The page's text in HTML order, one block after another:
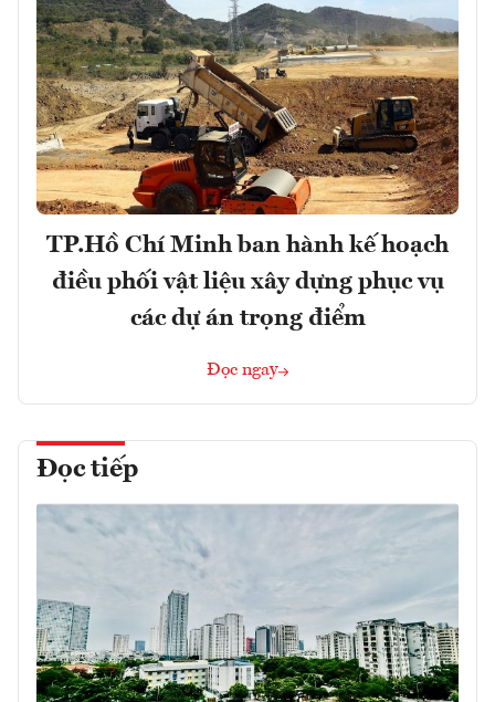
TP.Hồ Chí Minh ban hành kế hoạch
điều phối vật liệu xây dựng phục vụ
các dự án trọng điểm
Đọc ngay
Đọc tiếp